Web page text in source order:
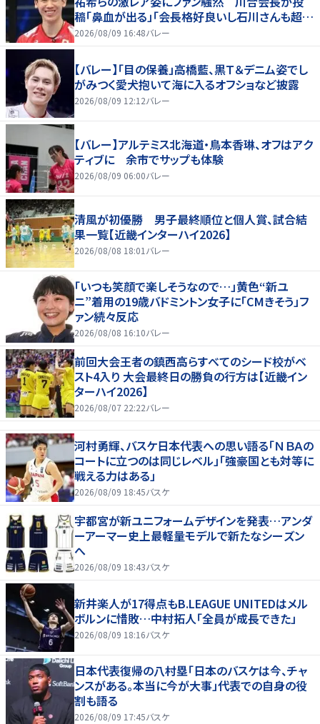
稿「鼻血が出る」「会長格好良いし石川さんも超格
好いい」
2026/08/09 16:48バレー
【バレー】「目の保養」高橋藍、黒Ｔ＆デニム姿でし
がみつく愛犬抱いて海に入るオフショなど披露
2026/08/09 12:12バレー
【バレー】アルテミス北海道・鳥本香琳、オフはアク
ティブに 余市でサップも体験
2026/08/09 06:00バレー
清風が初優勝 男子最終順位と個人賞、試合結
果一覧【近畿インターハイ2026】
2026/08/08 18:01 バレー
「いつも笑顔で楽しそうなので…」黄色“新ユ
ニ”着用の19歳バドミントン女子に「CMきそう」フ
ァン続々反応
2026/08/08 16:10バレー
前回大会王者の鎮西高らすべてのシード校がベ
スト4入り 大会最終日の勝負の行方は【近畿イン
ターハイ2026】
2026/08/07 22:22バレー
河村勇輝、バスケ日本代表への思い語る「ＮＢＡの
コートに立つのは同じレベル」「強豪国とも対等に
戦える力はある」
2026/08/09 18:45バスケ
宇都宮が新ユニフォームデザインを発表…アンダ
ーアーマー史上最軽量モデルで新たなシーズン
へ
2026/08/09 18:43バスケ
新井楽人が17得点もB.LEAGUE UNITEDはメル
ボルンに惜敗…中村拓人「全員が成長できた」
2026/08/09 18:16バスケ
日本代表復帰の八村塁「日本のバスケは今、チャ
ンスがある。本当に今が大事」代表での自身の役
割も語る
2026/08/09 17:45バスケ